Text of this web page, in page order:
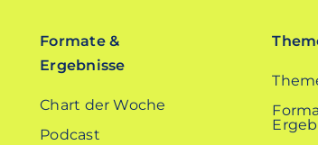
Formate &
Ergebnisse
Chart der Woche
Podcast